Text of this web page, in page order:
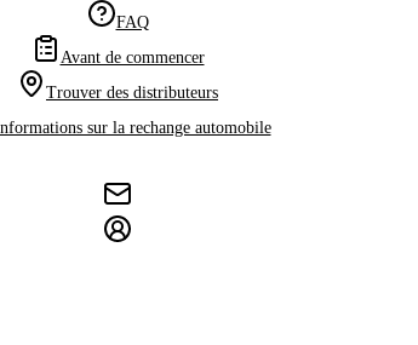
FAQ
Avant de commencer
Trouver des distributeurs
sur la rechange automobile